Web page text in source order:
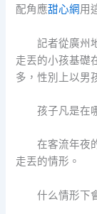
配角應甜心網用
記者從廣州地
走丟的小孩基礎
多，性別上以男
孩子凡是在
在客流年夜的
走丟的情形。
什么情形下